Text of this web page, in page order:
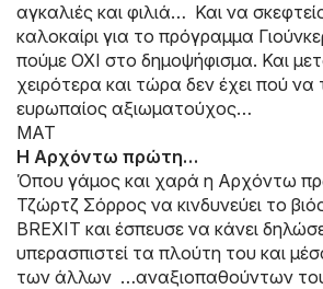
αγκαλιές και φιλιά… Και να
καλοκαίρι για το πρόγραμμα
πούμε ΟΧΙ στο δημοψήφισμα. Και
χειρότερα και τώρα δεν έχει πού να
ευρωπαίος αξιωματούχος…
ΜΑΤ
Η Αρχόντω πρώτη…
Όπου γάμος και χαρά η Αρχόντω
Τζώρτζ Σόρρος να κινδυνεύει το
BREXIT και έσπευσε να κάνει
υπερασπιστεί τα πλούτη του και
των άλλων …αναξιοπαθούντων